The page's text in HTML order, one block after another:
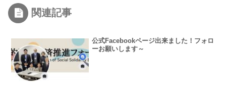
関連記事
公式Facebookページ出来ました！フォロ
ーお願いします～